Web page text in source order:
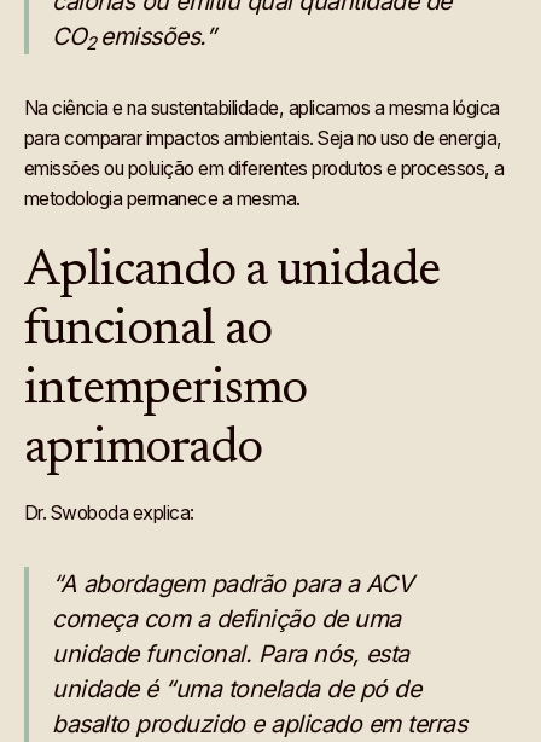
CO2 emissões.”
Na ciência e na sustentabilidade, aplicamos a mesma lógica
para comparar impactos ambientais. Seja no uso de energia,
emissões ou poluição em diferentes produtos e processos, a
metodologia permanece a mesma.
Aplicando a unidade
funcional ao
intemperismo
aprimorado
Dr. Swoboda explica:
“A abordagem padrão para a ACV
começa com a definição de uma
unidade funcional. Para nós, esta
unidade é “uma tonelada de pó de
basalto produzido e aplicado em terras